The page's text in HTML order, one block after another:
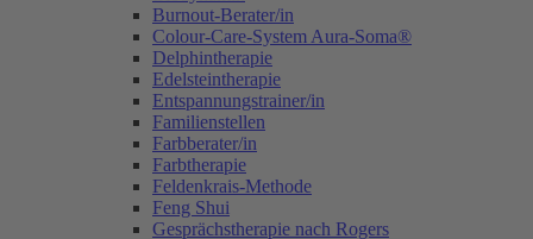
Burnout-Berater/in
Colour-Care-System Aura-Soma®
Delphintherapie
Edelsteintherapie
Entspannungstrainer/in
Familienstellen
Farbberater/in
Farbtherapie
Feldenkrais-Methode
Feng Shui
Gesprächstherapie nach Rogers